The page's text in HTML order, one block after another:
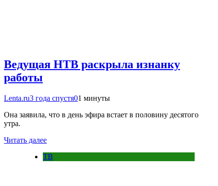
Ведущая НТВ раскрыла изнанку
работы
Lenta.ru3 года спустя01 минуты
Она заявила, что в день эфира встает в половину десятого
утра.
Читать далее
ТВ